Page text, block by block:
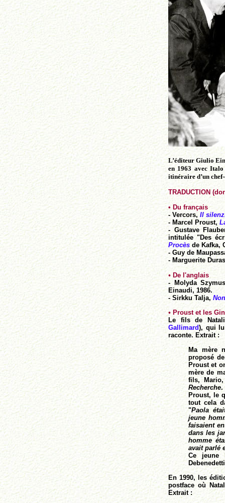
L’éditeur Giulio
en 1963 avec
itinéraire d’un
TRADUCTION
• Du français
- Vercors, Il
- Marcel Proust,
- Gustave
intitulée "Des
Procès de Kafka,
- Guy de
- Marguerite
• De l'anglais
- Molyda
Einaudi, 1986.
- Sirkku Talja,
• Proust et les
Le fils de
Gallimard), qui
raconte. Extrait :
Ma mère
proposé
Proust et
mère de
fils,
Recherche.
Proust, le
tout cela
"Paola
jeune
faisaient
dans les
homme
avait parlé
Ce jeune
En 1990, les
postface où
Extrait :